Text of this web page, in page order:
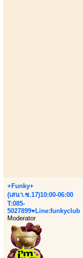
+Funky+
(เสนา.ซ.17)10:00-06:00
T:085-
5027899♥Line:funkyclub
Moderator